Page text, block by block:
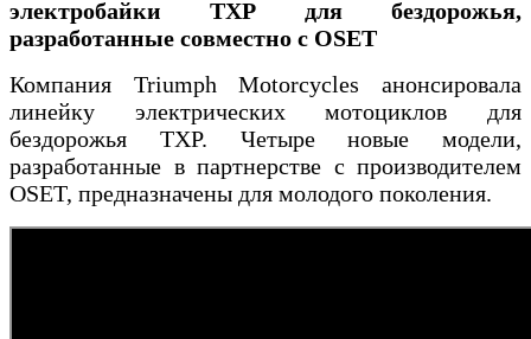
электробайки TXP для бездорожья,
разработанные совместно с OSET
Компания Triumph Motorcycles анонсировала
линейку электрических мотоциклов для
бездорожья TXP. Четыре новые модели,
разработанные в партнерстве с производителем
OSET, предназначены для молодого поколения.